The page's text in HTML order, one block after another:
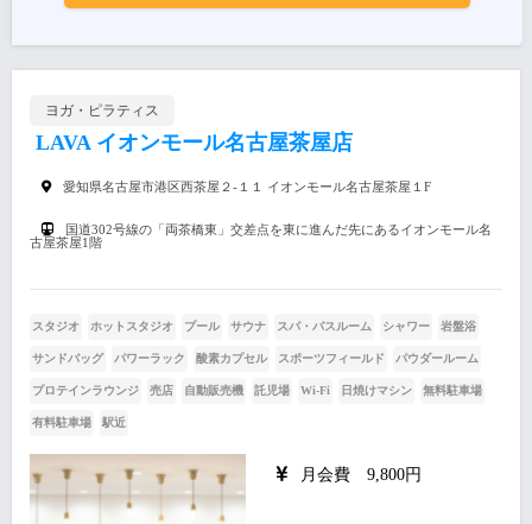
ヨガ・ピラティス
LAVA イオンモール名古屋茶屋店
愛知県名古屋市港区西茶屋２-１１ イオンモール名古屋茶屋１F
国道302号線の「両茶橋東」交差点を東に進んだ先にあるイオンモール名
古屋茶屋1階
スタジオ ホットスタジオ プール サウナ スパ・バスルーム シャワー 岩盤浴
サンドバッグ パワーラック 酸素カプセル スポーツフィールド パウダールーム
プロテインラウンジ 売店 自動販売機 託児場 Wi-Fi 日焼けマシン 無料駐車場
有料駐車場 駅近
月会費 9,800円